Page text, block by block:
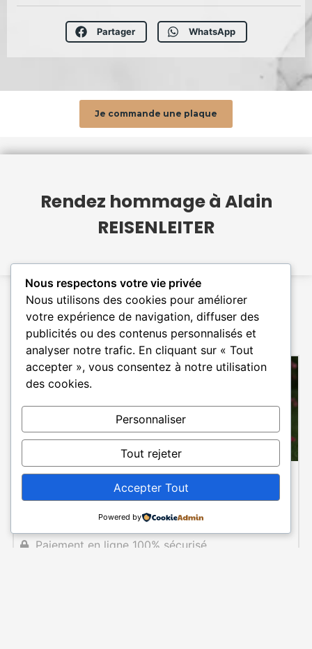
Partager WhatsApp
Je commande une plaque
Rendez hommage à Alain
REISENLEITER
Commander une plaque en hommage à Alain
REISENLEITER
Message personnalisé
Livraison garantie pour la cérémonie
Paiement en ligne 100% sécurisé
Nous respectons votre vie privée
Nous utilisons des cookies pour améliorer
votre expérience de navigation, diffuser des
publicités ou des contenus personnalisés et
analyser notre trafic. En cliquant sur « Tout
accepter », vous consentez à notre utilisation
des cookies.
Personnaliser
Tout rejeter
Accepter Tout
Powered by